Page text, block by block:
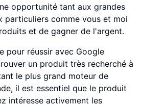
opportunité tant aux grandes
particuliers comme vous et moi
et de gagner de l'argent.
pour réussir avec Google
un produit très recherché à
le plus grand moteur de
il est essentiel que le produit
intéresse activement les